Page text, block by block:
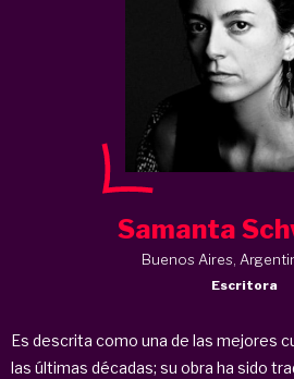
Samanta
Buenos Aires,
Escritora
Es descrita como una de las mejores
las últimas décadas; su obra ha sido